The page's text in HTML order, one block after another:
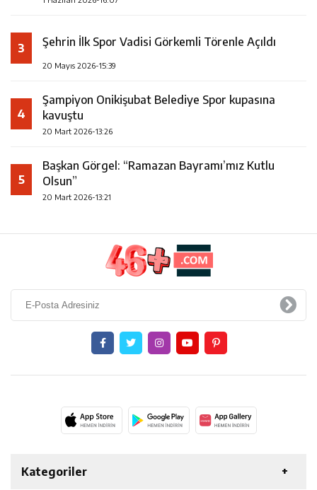
3 Şehrin İlk Spor Vadisi Görkemli Törenle Açıldı
20 Mayıs 2026-15:39
4
Şampiyon Onikişubat Belediye Spor kupasına
kavuştu
20 Mart 2026-13:26
5
Başkan Görgel: “Ramazan Bayramı’mız Kutlu
Olsun”
20 Mart 2026-13:21
Kategoriler